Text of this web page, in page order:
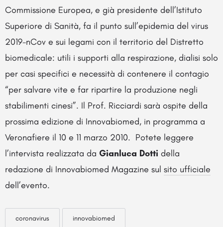
Commissione Europea, e già presidente dell’Istituto
Superiore di Sanità, fa il punto sull’epidemia del virus
2019-nCov e sui legami con il territorio del Distretto
biomedicale: utili i supporti alla respirazione, dialisi solo
per casi specifici e necessità di contenere il contagio
“per salvare vite e far ripartire la produzione negli
stabilimenti cinesi”. Il Prof. Ricciardi sarà ospite della
prossima edizione di Innovabiomed, in programma a
Veronafiere il 10 e 11 marzo 2010. Potete leggere
l’intervista realizzata da Gianluca Dotti della
redazione di Innovabiomed Magazine sul sito ufficiale
dell’evento.
coronavirus innovabiomed